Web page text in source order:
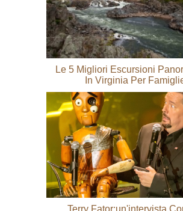
Le 5 Migliori Escursioni
In Virginia Per
Terry Fator:un'intervista